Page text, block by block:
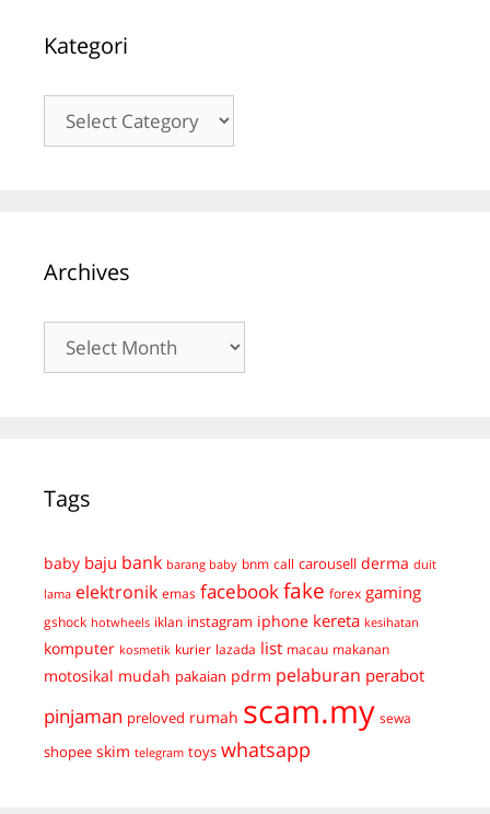
Kategori
Kategori
Archives
Archives
Tags
baby baju bank barang baby bnm call carousell derma duit
lama elektronik emas facebookfake forex gaming
gshock hotwheels iklan instagram iphone kereta kesihatan
komputer kosmetik kurier lazada list macau makanan
motosikal mudah pakaian pdrm pelaburan perabot
pinjaman preloved rumah scam.my sewa
shopee skim telegram toys whatsapp